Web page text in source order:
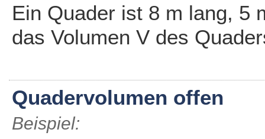
Ein Quader ist 8 m lang, 5
das Volumen V des
Quadervolumen offen
Beispiel: